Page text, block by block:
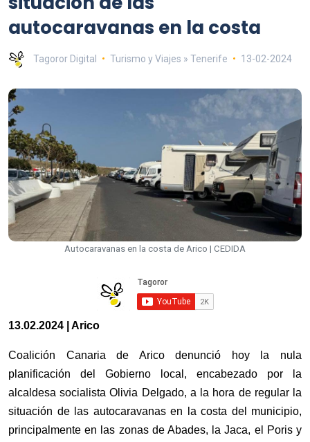
autocaravanas en la costa
Tagoror Digital Turismo y Viajes » Tenerife 13-02-2024
Autocaravanas en la costa de Arico | CEDIDA
13.02.2024 | Arico
Coalición Canaria de Arico denunció hoy la nula
planificación del Gobierno local, encabezado por la
alcaldesa socialista Olivia Delgado, a la hora de regular la
situación de las autocaravanas en la costa del municipio,
principalmente en las zonas de Abades, la Jaca, el Poris y